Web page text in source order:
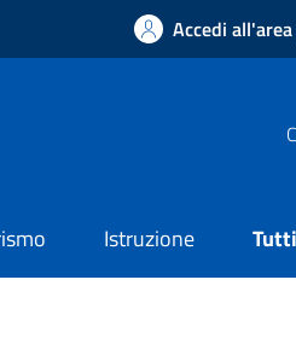
Accedi
Istruzione